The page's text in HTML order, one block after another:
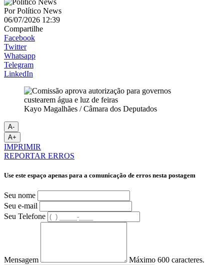
PorPolítico News
06/07/2026 12:39
Compartilhe
Facebook
Twitter
Whatsapp
Telegram
LinkedIn
Kayo Magalhães / Câmara dos Deputados
A-
A+
IMPRIMIR
REPORTAR ERROS
Use este espaço apenas para a comunicação de erros nesta postagem
Seu nome
Seu e-mail
Seu Telefone
Mensagem Máximo 600 caracteres.